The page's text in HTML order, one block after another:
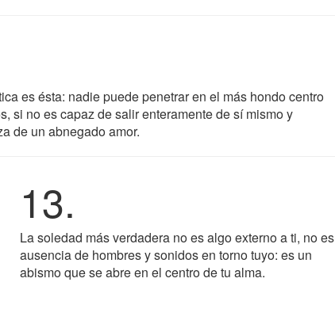
es ésta: nadie puede penetrar en el más hondo centro
si no es capaz de salir enteramente de sí mismo y
de un abnegado amor.
13.
La soledad más verdadera no es algo externo a ti, no es
ausencia de hombres y sonidos en torno tuyo: es un
abismo que se abre en el centro de tu alma.